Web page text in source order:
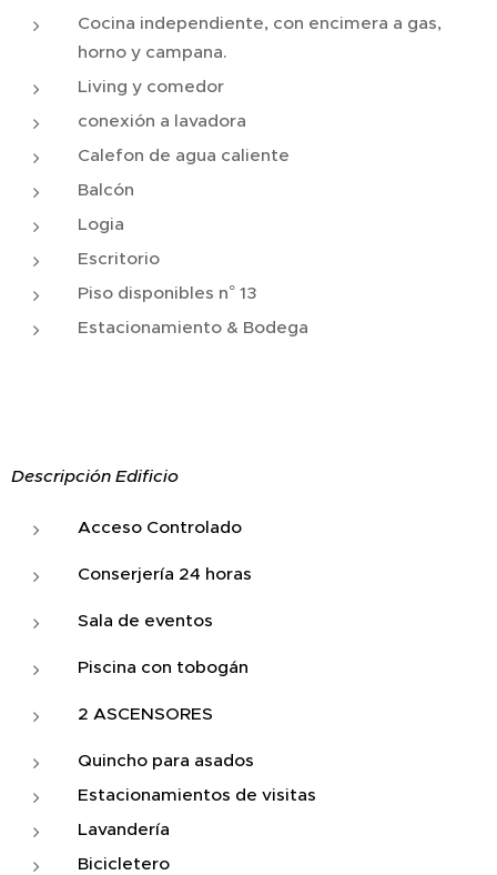
Cocina independiente, con encimera a gas,
horno y campana.
Living y comedor
conexión a lavadora
Calefon de agua caliente
Balcón
Logia
Escritorio
Piso disponibles n° 13
Estacionamiento & Bodega
Descripción Edificio
Acceso Controlado
Conserjería 24 horas
Sala de eventos
Piscina con tobogán
2 ASCENSORES
Quincho para asados
Estacionamientos de visitas
Lavandería
Bicicletero